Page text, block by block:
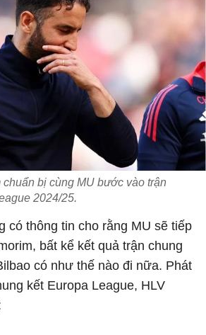
bị cùng MU bước vào trận
2024/25.
có thông tin cho rằng MU sẽ tiếp
bất kể kết quả trận chung
có như thế nào đi nữa. Phát
kết Europa League, HLV